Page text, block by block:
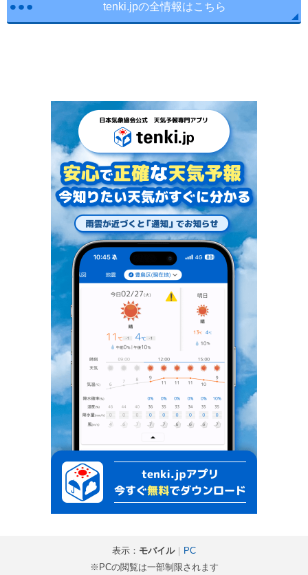
tenki.jpの全情報はこちら
表示： モバイル｜
PC
※PCの閲覧は一部制限されます